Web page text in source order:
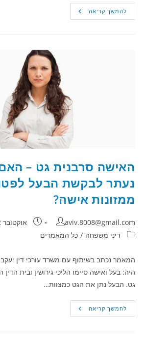
להמשך קריאהבני
זוג
המשותפת?
האישה סרבנית גט – האם
נעתר לבקשת הבעל
ממזונות אישה?
מחבר:
aviv.8008@gmail.com פורסם:אוקטובר 12, 2020
קטגוריה:דיני משפחה / כל המאמרים
המאמר נכתב בשיתוף עם משרד עורכי דין
היה: בעל ואישה סיימו הליכי גירושין ובית
גט. הבעל נתן את הגט כמצוות…
להמשך קריאההאישה
סרבנית